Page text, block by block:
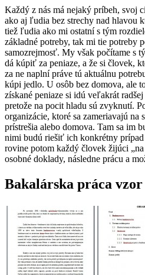
Každý z nás má nejaký príbeh, svoj
ako aj ľudia bez strechy nad hlavou
tiež ľudia ako mi ostatní s tým
základné potreby, tak mi tie potreby
samozrejmosť. My však počítame s
dá kúpiť za peniaze, a že si človek,
za ne naplní práve tú aktuálnu
kúpi jedlo. U osôb bez domova, ale
získané peniaze si idú veľakrát
pretože na pocit hladu sú zvyknutí.
organizácie, ktoré sa zameriavajú na
prístrešia alebo domova. Tam sa im
nimi budú riešiť ich konkrétny prípad
rovine potom každý človek žijúci
osobné doklady, následne prácu a
Bakalárska práca vzor